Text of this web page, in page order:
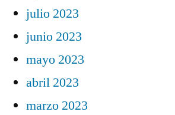
julio 2023
junio 2023
mayo 2023
abril 2023
marzo 2023